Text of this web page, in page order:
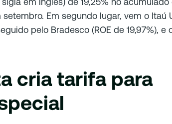
Em segundo lugar, vem o Itaú
pelo Bradesco (ROE de 19,97%), e
cria tarifa para